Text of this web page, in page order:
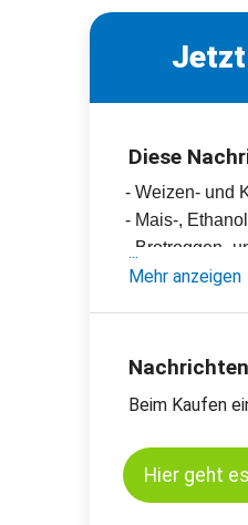
Diese
- Weizen- und
- Mais-,
- Brotroggen-
-
- Preischats zu
Kassamarkt -
Mehr anzeigen
Beim Kaufen
Hier geht